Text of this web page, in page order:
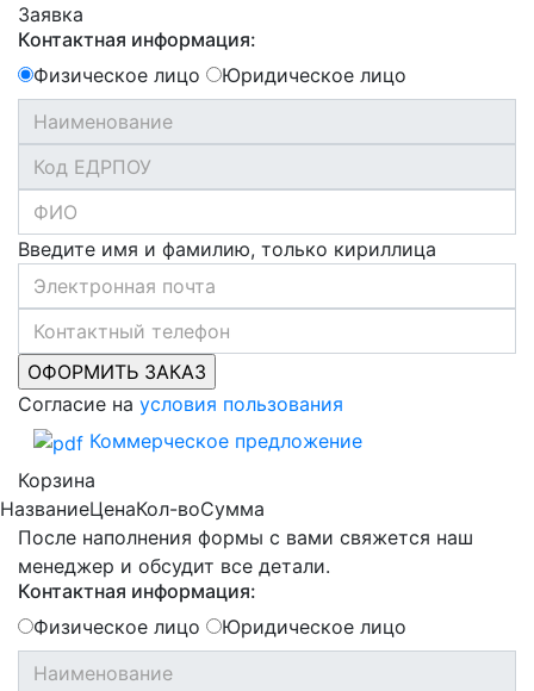
Заявка
Контактная информация:
Физическое лицо
Юридическое лицо
Введите имя и фамилию, только кириллица
Согласие на условия пользования
Коммерческое предложение
Корзина
НазваниеЦенаКол-воСумма
После наполнения формы с вами свяжется наш
менеджер и обсудит все детали.
Контактная информация:
Физическое лицо
Юридическое лицо